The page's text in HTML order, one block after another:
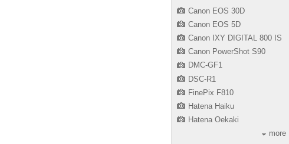
Canon EOS 30D
Canon EOS 5D
Canon IXY DIGITAL 800 IS
Canon PowerShot S90
DMC-GF1
DSC-R1
FinePix F810
Hatena Haiku
Hatena Oekaki
more